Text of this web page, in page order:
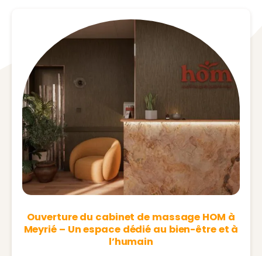
Ouverture du cabinet de massage HOM à
Meyrié – Un espace dédié au bien-être et à
l’humain